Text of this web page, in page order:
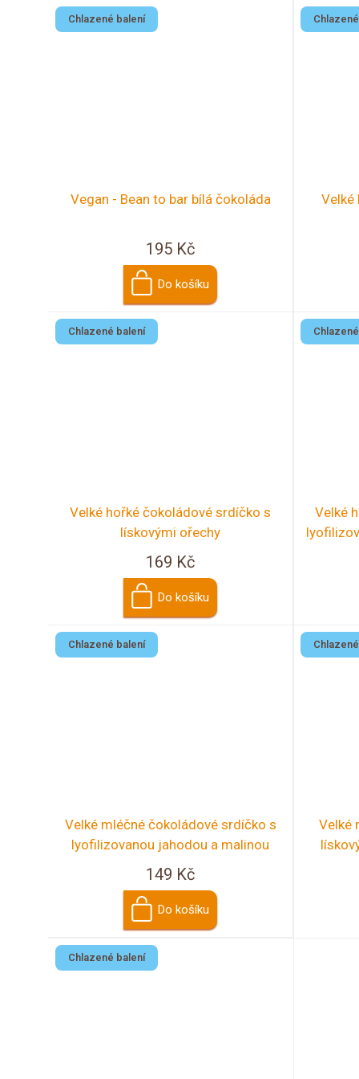
tu
Chlazené balení
Vegan - Bean to bar bílá čokoláda
195 Kč
Do košíku
Velké
Chlazené balení
Velké hořké čokoládové srdíčko s
lískovými ořechy
169 Kč
Do košíku
Velké
Chlazené balení
Velké mléčné čokoládové srdíčko s
lyofilizovanou jahodou a malinou
149 Kč
Do košíku
Velké
Chlazené balení